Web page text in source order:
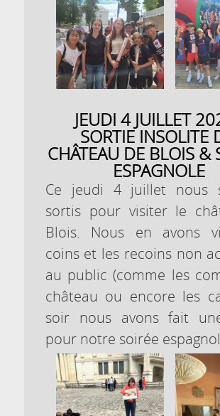
JEUDI 4 JUILLET
SORTIE INSOLITE
CHÂTEAU DE BLOIS &
ESPAGNOLE
Ce jeudi 4 juillet nous
sortis pour visiter le
Blois. Nous en avons
coins et les recoins non
au public (comme les
château ou encore les
soir nous avons fait
pour notre soirée